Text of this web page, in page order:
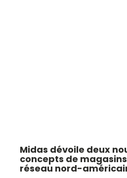
Midas dévoile deux
concepts de
réseau nord-